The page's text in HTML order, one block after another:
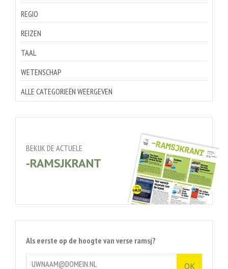
REGIO
REIZEN
TAAL
WETENSCHAP
ALLE CATEGORIEËN WEERGEVEN
BEKIJK DE ACTUELE
-RAMSJKRANT
Als eerste op de hoogte van verse ramsj?